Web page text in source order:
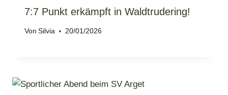
7:7 Punkt erkämpft in Waldtrudering!
Von Silvia 20/01/2026